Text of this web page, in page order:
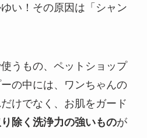
い！その原因は「シャン
うもの、ペットショップ
の中には、ワンちゃんの
けでなく、お肌をガード
除く洗浄力の強いものが